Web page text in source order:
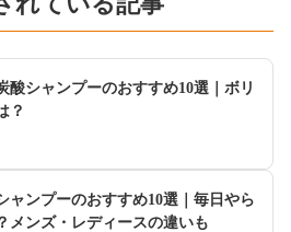
酸シャンプーのおすすめ10選｜ボリ
？
ャンプーのおすすめ10選｜毎日やら
メンズ・レディースの違いも